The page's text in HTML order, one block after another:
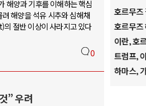
해양과 기후를 이해하는 핵심
해양을 석유 시추와 심해채
절반 이상이 사라지고 있다
0
” 우려
갈등 격화, 트럼프 정치·경제 ..
즈 해협 통행료를 철회한 트럼프
, 이란 압박수단 한계 직면
가자 통치권 이양으로 휴전 의지..